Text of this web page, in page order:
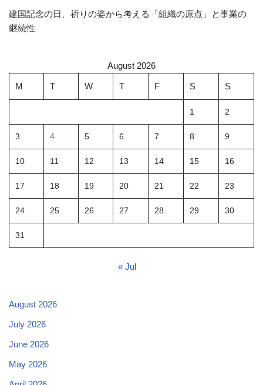
建国記念の日、祈りの姿から考える「組織の原点」と事業の
継続性
August 2026
M T W T F S S
1 2
3 4 5 6 7 8 9
10 11 12 13 14 15 16
17 18 19 20 21 22 23
24 25 26 27 28 29 30
31
« Jul
August 2026
July 2026
June 2026
May 2026